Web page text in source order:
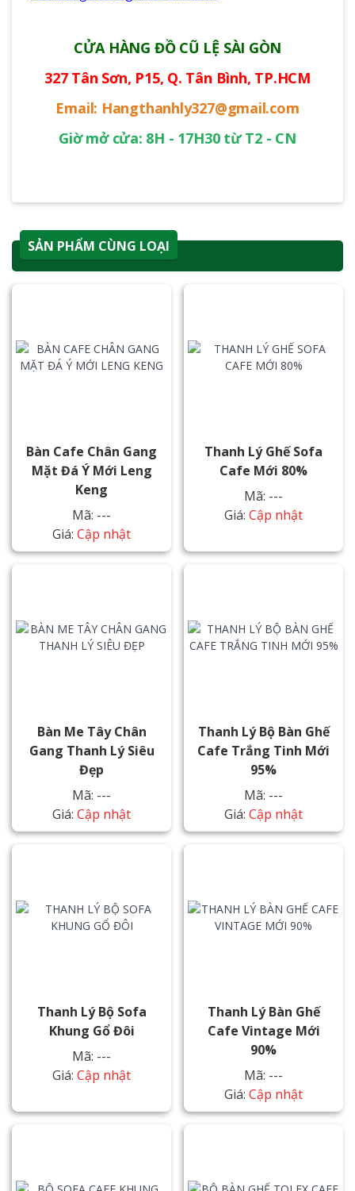
CỬA HÀNG ĐỒ CŨ LỆ SÀI GÒN
327 Tân Sơn, P15, Q. Tân Bình, TP.HCM
Email: Hangthanhly327@gmail.com
Giờ mở cửa: 8H - 17H30 từ T2 - CN
SẢN PHẨM CÙNG LOẠI
Bàn Cafe Chân Gang
Mặt Đá Ý Mới Leng
Keng
Mã: ---
Giá: Cập nhật
Thanh Lý Ghế Sofa
Cafe Mới 80%
Mã: ---
Giá: Cập nhật
Bàn Me Tây Chân
Gang Thanh Lý Siêu
Đẹp
Mã: ---
Giá: Cập nhật
Thanh Lý Bộ Bàn Ghế
Cafe Trắng Tinh Mới
95%
Mã: ---
Giá: Cập nhật
Thanh Lý Bộ Sofa
Khung Gổ Đôi
Mã: ---
Giá: Cập nhật
Thanh Lý Bàn Ghế
Cafe Vintage Mới
90%
Mã: ---
Giá: Cập nhật